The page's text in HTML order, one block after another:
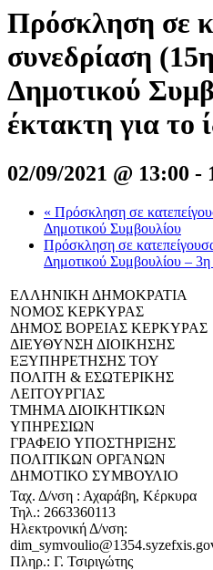
Πρόσκληση σε
συνεδρίαση
Δημοτικού
έκτακτη για το
02/09/2021 @ 13:00 -
« Πρόσκληση σε
Δημοτικού Συμβουλίου
Πρόσκληση σε
Δημοτικού Συμβουλίου – 3η
ΕΛΛΗΝΙΚΗ ΔΗΜΟΚΡΑΤΙΑ
ΝΟΜΟΣ ΚΕΡΚΥΡΑΣ
ΔΗΜΟΣ ΒΟΡΕΙΑΣ ΚΕΡΚΥΡΑΣ
ΔΙΕΥΘΥΝΣΗ ΔΙΟΙΚΗΣΗΣ
ΕΞΥΠΗΡΕΤΗΣΗΣ ΤΟΥ
ΠΟΛΙΤΗ & ΕΣΩΤΕΡΙΚΗΣ
ΛΕΙΤΟΥΡΓΙΑΣ
ΤΜΗΜΑ ΔΙΟΙΚΗΤΙΚΩΝ
ΥΠΗΡΕΣΙΩΝ
ΓΡΑΦΕΙΟ ΥΠΟΣΤΗΡΙΞΗΣ
ΠΟΛΙΤΙΚΩΝ ΟΡΓΑΝΩΝ
ΔΗΜΟΤΙΚΟ ΣΥΜΒΟΥΛΙΟ
Ταχ. Δ/νση : Αχαράβη, Κέρκυρα
Τηλ.: 2663360113
Ηλεκτρονική Δ/νση:
Πληρ.: Γ. Τσιριγώτης